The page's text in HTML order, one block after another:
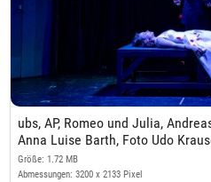
ubs, AP, Romeo und Julia,
Anna Luise Barth, Foto Udo
Größe: 1.72 MB
Abmessungen: 3200 x 2133 Pixel